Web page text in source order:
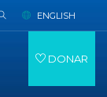
ENGLISH
DONAR